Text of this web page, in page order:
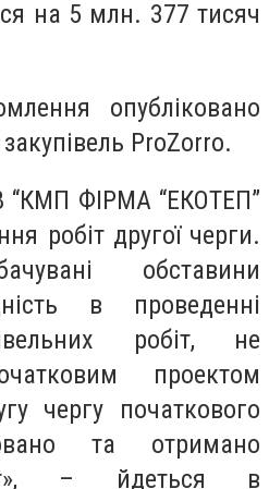
на 5 млн. 377 тисяч
опубліковано
ProZorro.
“КМП ФІРМА “ЕКОТЕП”
робіт другої черги.
обставини
в проведенні
робіт, не
проектом
чергу початкового
та отримано
– йдеться в